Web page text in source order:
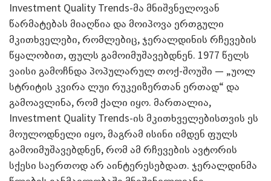
Investment Quality Trends-მა მნიშვნელოვან
წარმატებას მიაღწია და მოიპოვა ერთგული
მკითხველები, რომლებიც, ჯერალდინის რჩევების
წყალობით, ფულს გამოიმუშავებდნენ. 1977 წელს
ვაისი გამოჩნდა პოპულარულ თოქ-შოუში — „უოლ
სტრიტის კვირა ლუი რუკეიზერთან ერთად“ და
გამოავლინა, რომ ქალი იყო. მართალია,
Investment Quality Trends-ის მკითხველებისთვის ეს
მოულოდნელი იყო, მაგრამ ისინი იმდენ ფულს
გამოიმუშავებდნენ, რომ ამ რჩევების ავტორის
სქესი საერთოდ არ აინტერესებდათ. ჯერალდინმა